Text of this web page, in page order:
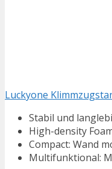
Luckyone
Stabil und
High-density
Compact: Wand
Multifunktional: